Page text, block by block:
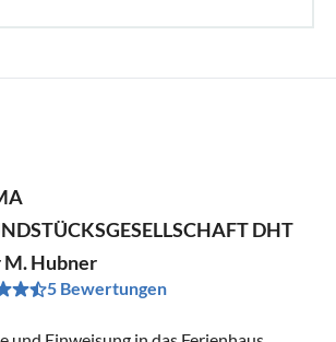
DHT
Hubner
5 Bewertungen